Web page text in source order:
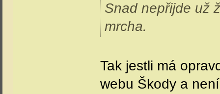
Snad nepřijde už
mrcha.
Tak jestli má
webu Škody a